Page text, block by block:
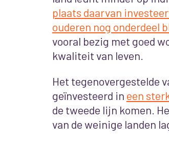
plaats daarvan
ouderen nog onderdeel
vooral bezig met goed
kwaliteit van leven.
Het tegenovergestelde
geïnvesteerd in een
de tweede lijn komen.
van de weinige landen